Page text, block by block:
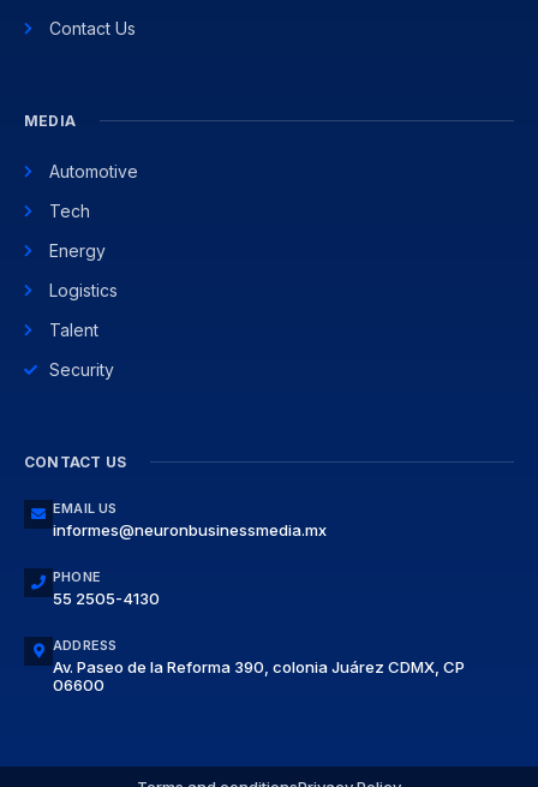
Contact Us
MEDIA
Automotive
Tech
Energy
Logistics
Talent
Security
CONTACT US
EMAIL US
informes@neuronbusinessmedia.mx
PHONE
55 2505-4130
ADDRESS
Av. Paseo de la Reforma 390, colonia Juárez CDMX, CP
06600